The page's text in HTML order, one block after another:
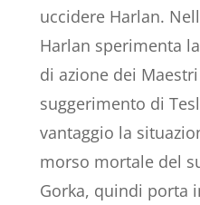
uccidere Harlan.
Harlan sperimenta
di azione dei
suggerimento di
vantaggio la
morso mortale del
Gorka, quindi porta